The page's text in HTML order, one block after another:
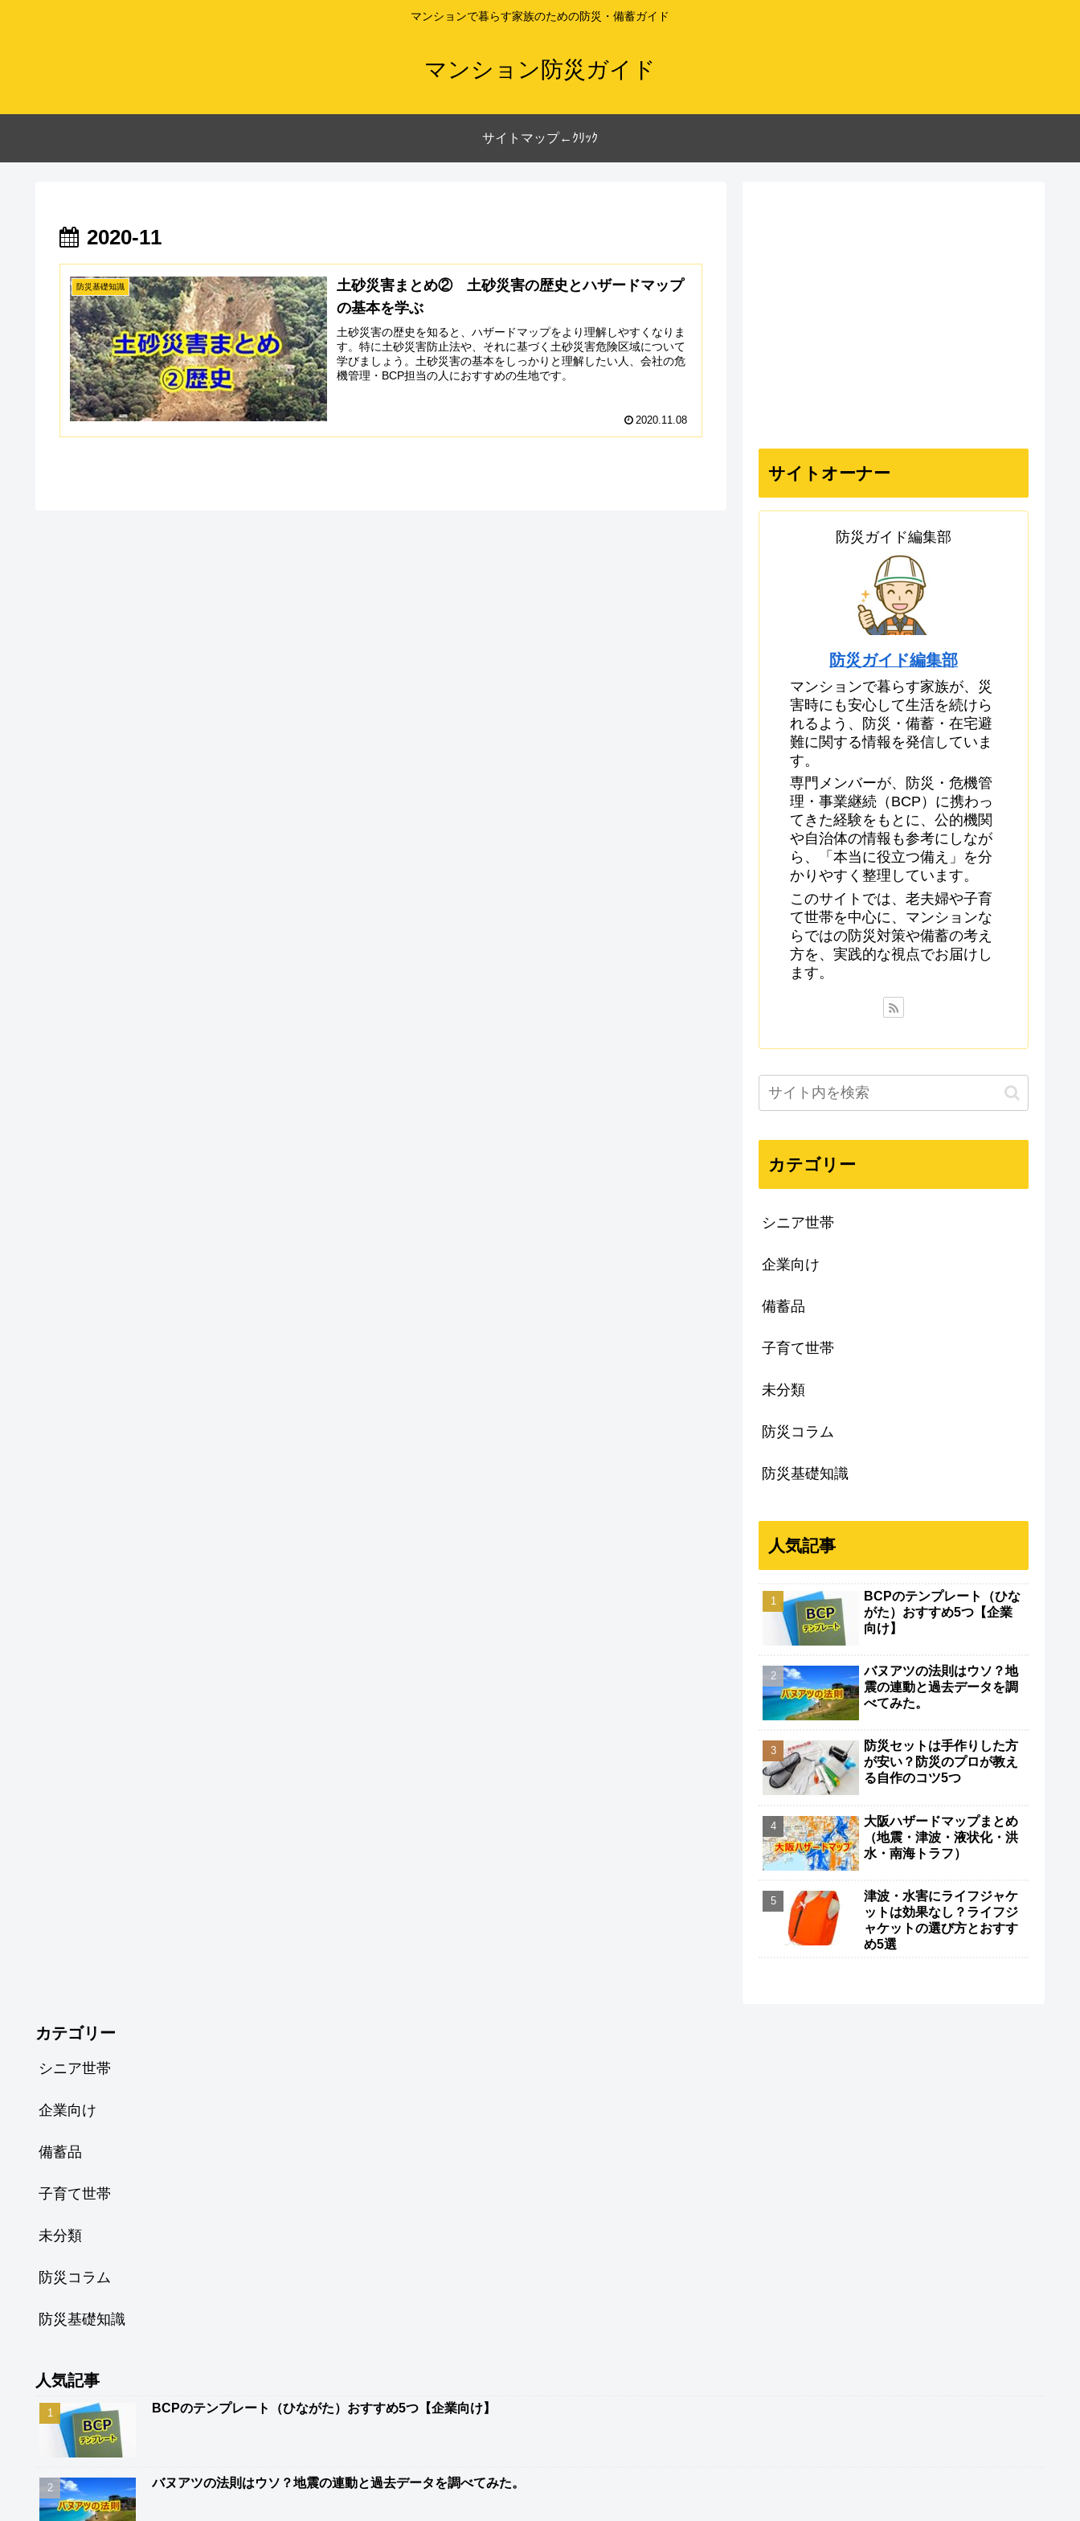
マンションで暮らす家族のための防災・備蓄ガイド
マンション防災ガイド
サイトマップ←ｸﾘｯｸ
2020-11
防災基礎知識
土砂災害まとめ② 土砂災害の歴史とハザードマップ
の基本を学ぶ
土砂災害の歴史を知ると、ハザードマップをより理解しやすくなりま
す。特に土砂災害防止法や、それに基づく土砂災害危険区域について
学びましょう。土砂災害の基本をしっかりと理解したい人、会社の危
機管理・BCP担当の人におすすめの生地です。
2020.11.08
サイトオーナー
防災ガイド編集部
防災ガイド編集部
マンションで暮らす家族が、災
害時にも安心して生活を続けら
れるよう、防災・備蓄・在宅避
難に関する情報を発信していま
す。
専門メンバーが、防災・危機管
理・事業継続（BCP）に携わっ
てきた経験をもとに、公的機関
や自治体の情報も参考にしなが
ら、「本当に役立つ備え」を分
かりやすく整理しています。
このサイトでは、老夫婦や子育
て世帯を中心に、マンションな
らではの防災対策や備蓄の考え
方を、実践的な視点でお届けし
ます。
カテゴリー
シニア世帯
企業向け
備蓄品
子育て世帯
未分類
防災コラム
防災基礎知識
人気記事
BCPのテンプレート（ひな
がた）おすすめ5つ【企業
向け】
バヌアツの法則はウソ？地
震の連動と過去データを調
べてみた。
防災セットは手作りした方
が安い？防災のプロが教え
る自作のコツ5つ
大阪ハザードマップまとめ
（地震・津波・液状化・洪
水・南海トラフ）
津波・水害にライフジャケ
ットは効果なし？ライフジ
ャケットの選び方とおすす
め5選
カテゴリー
シニア世帯
企業向け
備蓄品
子育て世帯
未分類
防災コラム
防災基礎知識
人気記事
BCPのテンプレート（ひながた）おすすめ5つ【企業向け】
バヌアツの法則はウソ？地震の連動と過去データを調べてみた。